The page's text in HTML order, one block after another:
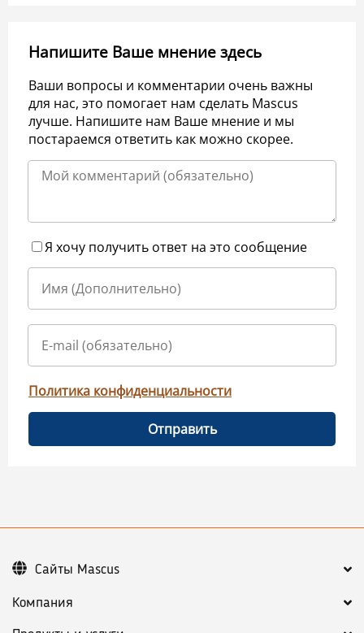
Напишите Ваше мнение здесь
Ваши вопросы и комментарии очень важны
для нас, это помогает нам сделать Mascus
лучше. Напишите нам Ваше мнение и мы
постараемся ответить как можно скорее.
Я хочу получить ответ на это сообщение
Политика конфиденциальности
Отправить
Компания
Сайты Mascus